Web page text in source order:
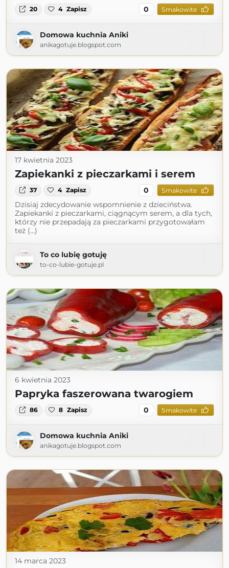
20 4 Zapisz 0 Smakowite
Domowa kuchnia Aniki
anikagotuje.blogspot.com
17 kwietnia 2023
Zapiekanki z pieczarkami i serem
37 4 Zapisz 0 Smakowite
Dzisiaj zdecydowanie wspomnienie z dzieciństwa.
Zapiekanki z pieczarkami, ciągnącym serem, a dla tych,
którzy nie przepadają za pieczarkami przygotowałam
też (...)
To co lubię gotuję
to-co-lubie-gotuje.pl
6 kwietnia 2023
Papryka faszerowana twarogiem
86 8 Zapisz 0 Smakowite
Domowa kuchnia Aniki
anikagotuje.blogspot.com
14 marca 2023